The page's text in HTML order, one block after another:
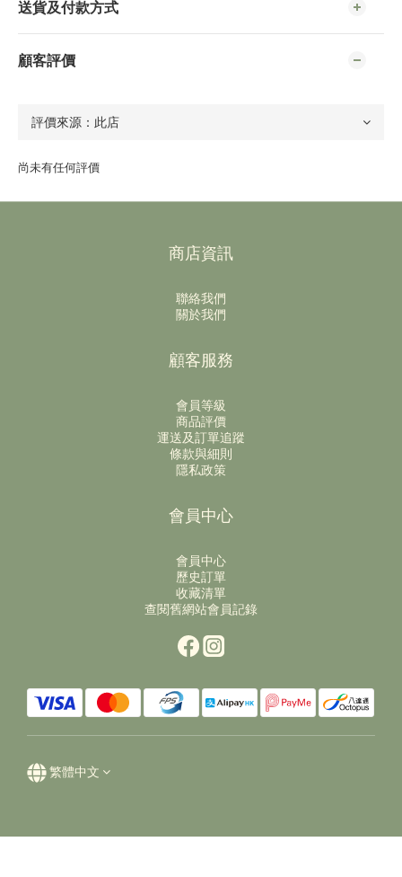
送貨及付款方式
顧客評價
尚未有任何評價
商店資訊
聯絡我們
關於我們
顧客服務
會員等級
商品評價
運送及訂單追蹤
條款與細則
隱私政策
會員中心
會員中心
歷史訂單
收藏清單
查閱舊網站會員記錄
繁體中文